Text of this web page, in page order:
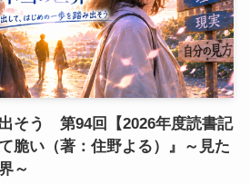
そう 第94回【2026年度読書記
脆い（著：住野よる）』～見た
～